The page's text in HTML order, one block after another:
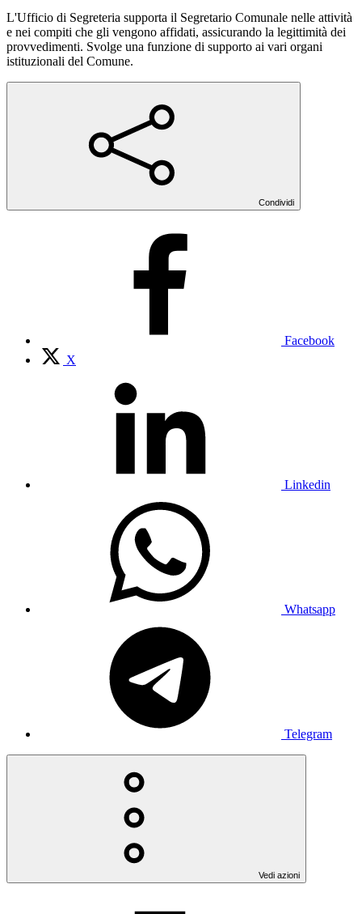
L'Ufficio di Segreteria supporta il Segretario Comunale nelle attività
e nei compiti che gli vengono affidati, assicurando la legittimità dei
provvedimenti. Svolge una funzione di supporto ai vari organi
istituzionali del Comune.
Condividi
Facebook
X
Linkedin
Whatsapp
Telegram
Vedi azioni